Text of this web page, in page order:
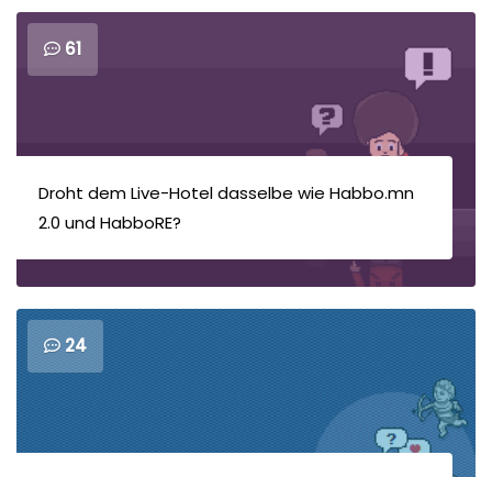
61
Droht dem Live-Hotel dasselbe wie Habbo.mn
2.0 und HabboRE?
24